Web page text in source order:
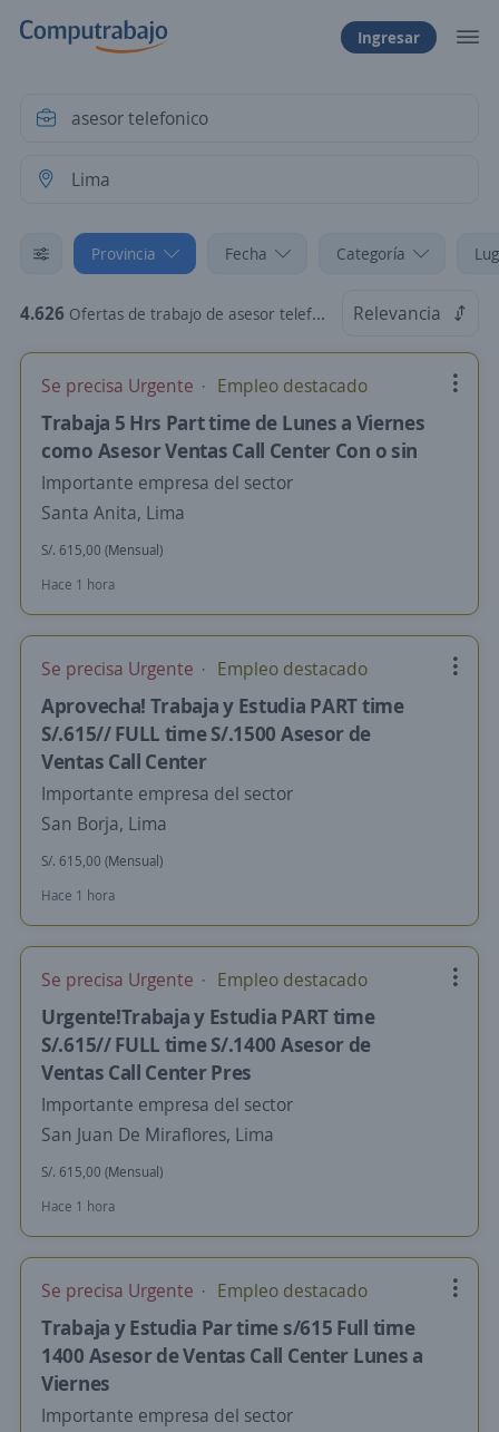
Ingresar
Provincia Fecha Categoría
4.626 Ofertas de trabajo de asesor telefonico en Lima Relevancia
Se precisa Urgente Empleo destacado
Trabaja 5 Hrs Part time de Lunes a Viernes
como Asesor Ventas Call Center Con o sin
Importante empresa del sector
Santa Anita, Lima
S/. 615,00 (Mensual)
Hace 1 hora
Se precisa Urgente Empleo destacado
Aprovecha! Trabaja y Estudia PART time
S/.615// FULL time S/.1500 Asesor de
Ventas Call Center
Importante empresa del sector
San Borja, Lima
S/. 615,00 (Mensual)
Hace 1 hora
Se precisa Urgente Empleo destacado
Urgente!Trabaja y Estudia PART time
S/.615// FULL time S/.1400 Asesor de
Ventas Call Center Pres
Importante empresa del sector
San Juan De Miraflores, Lima
S/. 615,00 (Mensual)
Hace 1 hora
Se precisa Urgente Empleo destacado
Trabaja y Estudia Par time s/615 Full time
1400 Asesor de Ventas Call Center Lunes a
Viernes
Importante empresa del sector